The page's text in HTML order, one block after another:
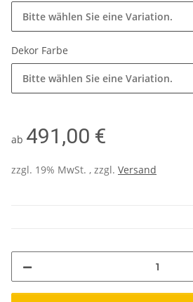
Bitte wählen Sie eine Variation.
Dekor Farbe
Bitte wählen Sie eine Variation.
ab 491,00 €
zzgl. 19% MwSt. , zzgl. Versand